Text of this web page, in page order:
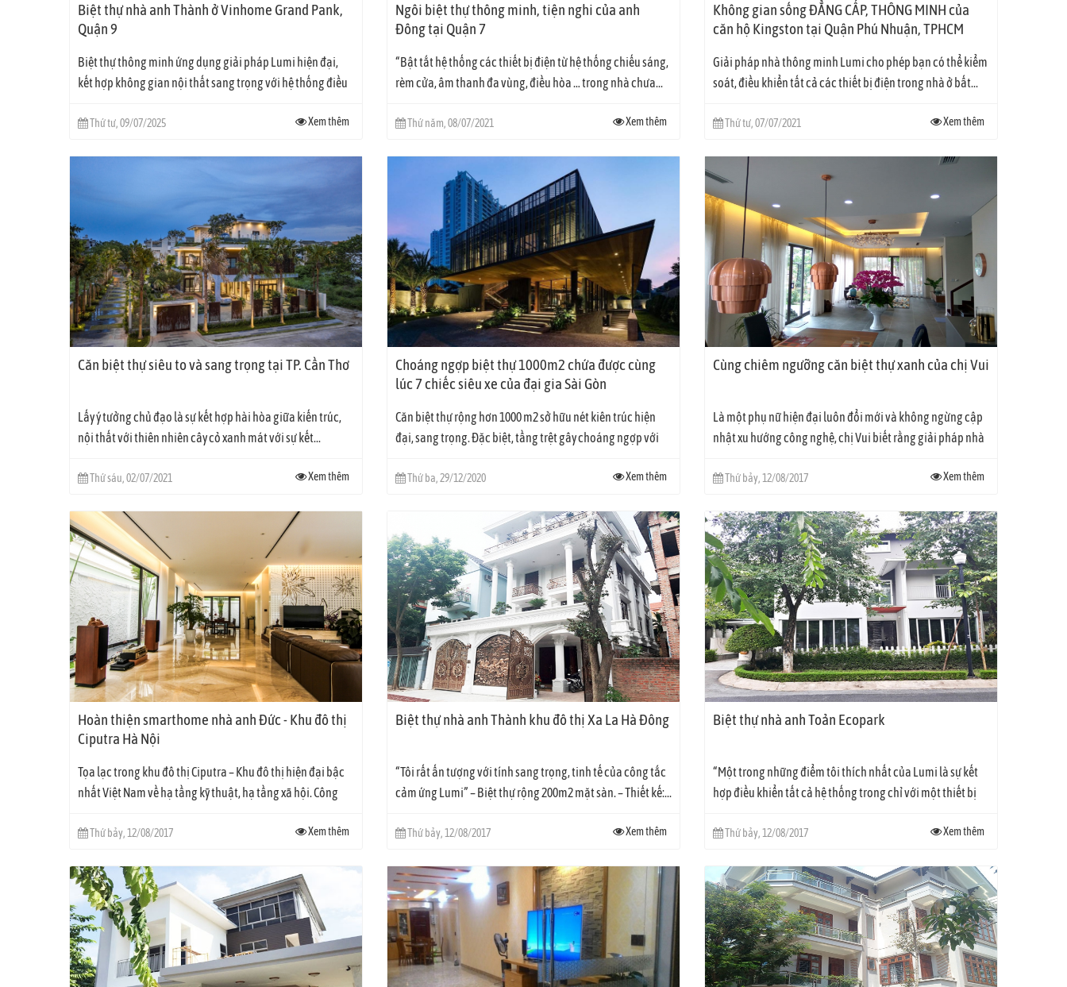
Sau khi tham quan và trải nghiệm thực tế giải pháp nhà thông minh. Anh khách siêu dễ thương đã quyết định triển khai hệ thống này do có nhiều ưu điểm: không đục phá đi lại đường dây, triển
khai nhanh chóng, thiết bị tinh tế từ thiết kế đến chất lượng, có thể kiểm soát, điều khiển mọi thiết bị trong ngôi nhà dù ở bất cứ đâu qua smartphone. Đặc biệt là bằng giọng nói của chính mình.
Ngoài việc điều khiển các thiết bị linh hoạt, giải pháp còn giúp gia đình an tâm mọi lúc mọi nơi với tính năng cảnh báo chống trộm. Các camera giám sát 24/7 theo dõi các hoạt động bên
trong/ngoài ngôi nhà dễ dàng. Các cảm biến sẽ kích hoạt: còi hú, đèn soáy, bật đèn, mở rèm… và gửi cảnh báo đến smartphone khi ngôi nhà có đột nhập trái phép.
Một số hình ảnh về căn biệt phủ siêu to và sang trọng:
Biệt thự nhà anh Thành ở Vinhome Grand Pank,
Quận 9
Biệt thự thông minh ứng dụng giải pháp Lumi hiện đại,
kết hợp không gian nội thất sang trọng với hệ thống điều
Thứ tư, 09/07/2025 Xem thêm
Ngôi biệt thự thông minh, tiện nghi của anh
Đông tại Quận 7
“Bật tắt hệ thống các thiết bị điện từ hệ thống chiếu sáng,
rèm cửa, âm thanh đa vùng, điều hòa … trong nhà chưa...
Thứ năm, 08/07/2021 Xem thêm
Không gian sống ĐẲNG CẤP, THÔNG MINH của
căn hộ Kingston tại Quận Phú Nhuận, TPHCM
Giải pháp nhà thông minh Lumi cho phép bạn có thể kiểm
soát, điều khiển tất cả các thiết bị điện trong nhà ở bất...
Thứ tư, 07/07/2021 Xem thêm
Căn biệt thự siêu to và sang trọng tại TP. Cần Thơ
Lấy ý tưởng chủ đạo là sự kết hợp hài hòa giữa kiến trúc,
nội thất với thiên nhiên cây cỏ xanh mát với sự kết...
Thứ sáu, 02/07/2021 Xem thêm
Choáng ngợp biệt thự 1000m2 chứa được cùng
lúc 7 chiếc siêu xe của đại gia Sài Gòn
Căn biệt thự rộng hơn 1000 m2 sở hữu nét kiên trúc hiện
đại, sang trọng. Đặc biệt, tầng trệt gây choáng ngợp với
Thứ ba, 29/12/2020 Xem thêm
Cùng chiêm ngưỡng căn biệt thự xanh của chị Vui
Là một phụ nữ hiện đại luôn đổi mới và không ngừng cập
nhật xu hướng công nghệ, chị Vui biết rằng giải pháp nhà
Thứ bảy, 12/08/2017 Xem thêm
Hoàn thiện smarthome nhà anh Đức - Khu đô thị
Ciputra Hà Nội
Tọa lạc trong khu đô thị Ciputra – Khu đô thị hiện đại bậc
nhất Việt Nam về hạ tầng kỹ thuật, hạ tầng xã hội. Công
Thứ bảy, 12/08/2017 Xem thêm
Biệt thự nhà anh Thành khu đô thị Xa La Hà Đông
“Tôi rất ấn tượng với tính sang trọng, tinh tế của công tắc
cảm ứng Lumi” – Biệt thự rộng 200m2 mặt sàn. – Thiết kế:...
Thứ bảy, 12/08/2017 Xem thêm
Biệt thự nhà anh Toản Ecopark
“Một trong những điểm tôi thích nhất của Lumi là sự kết
hợp điều khiển tất cả hệ thống trong chỉ với một thiết bị
Thứ bảy, 12/08/2017 Xem thêm